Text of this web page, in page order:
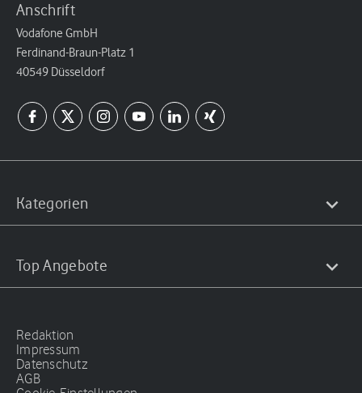
Anschrift
Vodafone GmbH
Ferdinand-Braun-Platz 1
40549 Düsseldorf
Kategorien
Top Angebote
Redaktion
Impressum
Datenschutz
AGB